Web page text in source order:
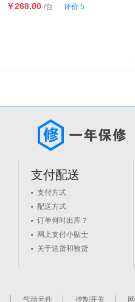
￥268.00 /台 评价 5
支付配送
支付方式
配送方式
订单何时出库？
网上支付小贴士
关于送货和验货
气动元件 控制开关